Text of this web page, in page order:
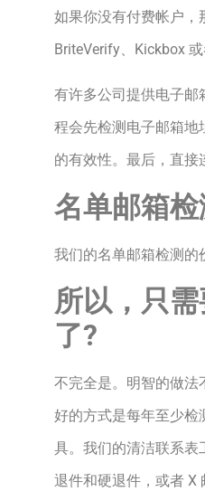
如果你没有付费帐户，
BriteVerify、Kickbox
有许多公司提供电子邮
程会先检测电子邮箱地
的有效性。最后，直接
名单邮箱
我们的名单邮箱检测的
所以，只
了?
不完全是。明智的做法
好的方式是每年至少检
具。我们的清洁联系表
退件和硬退件，或者 X